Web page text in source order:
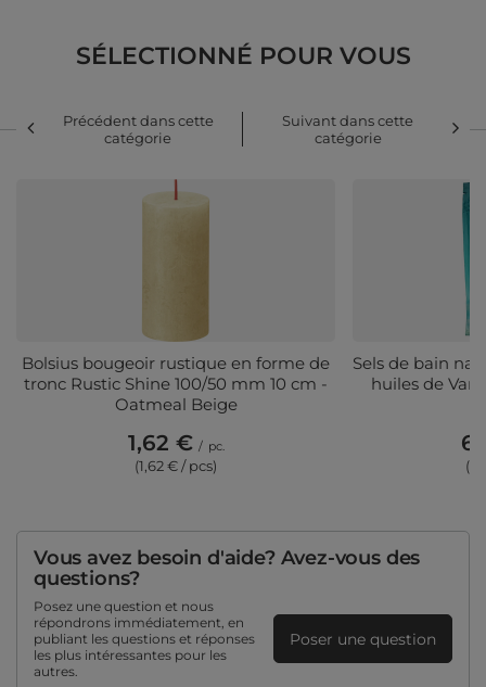
SÉLECTIONNÉ POUR VOUS
Précédent dans cette
catégorie
Suivant dans cette
catégorie
Bolsius bougeoir rustique en forme de
tronc Rustic Shine 100/50 mm 10 cm -
Oatmeal Beige
1,62 € / pc.
(1,62 € / pcs)
Sels de bain
huiles de
Vous avez besoin d'aide? Avez-vous des
questions?
Posez une question et nous
répondrons immédiatement, en
publiant les questions et réponses
les plus intéressantes pour les
autres.
Poser une question